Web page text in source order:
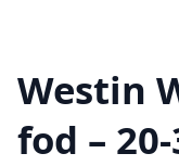
Westin
fod –